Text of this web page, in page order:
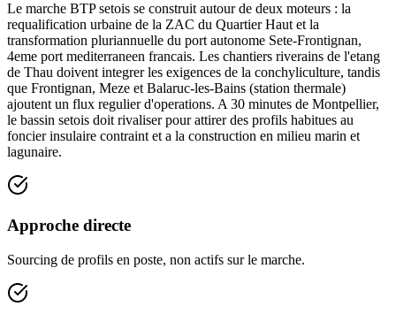
Le marche BTP setois se construit autour de deux moteurs : la
requalification urbaine de la ZAC du Quartier Haut et la
transformation pluriannuelle du port autonome Sete-Frontignan,
4eme port mediterraneen francais. Les chantiers riverains de l'etang
de Thau doivent integrer les exigences de la conchyliculture, tandis
que Frontignan, Meze et Balaruc-les-Bains (station thermale)
ajoutent un flux regulier d'operations. A 30 minutes de Montpellier,
le bassin setois doit rivaliser pour attirer des profils habitues au
foncier insulaire contraint et a la construction en milieu marin et
lagunaire.
Approche directe
Sourcing de profils en poste, non actifs sur le marche.